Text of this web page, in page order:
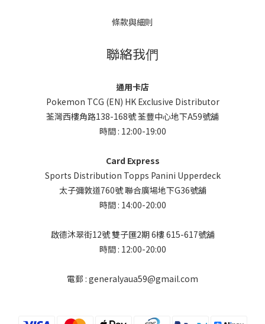
條款與細則
聯絡我們
通用卡店
Pokemon TCG (EN) HK Exclusive Distributor
荃灣西樓角路138-168號 荃豐中心地下A59號舖
時間 : 12:00-19:00
Card Express
Sports Distribution Topps Panini Upperdeck
太子彌敦道760號 聯合廣場地下G36號舖
時間 : 14:00-20:00
啟德沐翠街12號 雙子匯2期 6樓 615-617號舖
時間 : 12:00-20:00
電郵 : generalyaua59@gmail.com